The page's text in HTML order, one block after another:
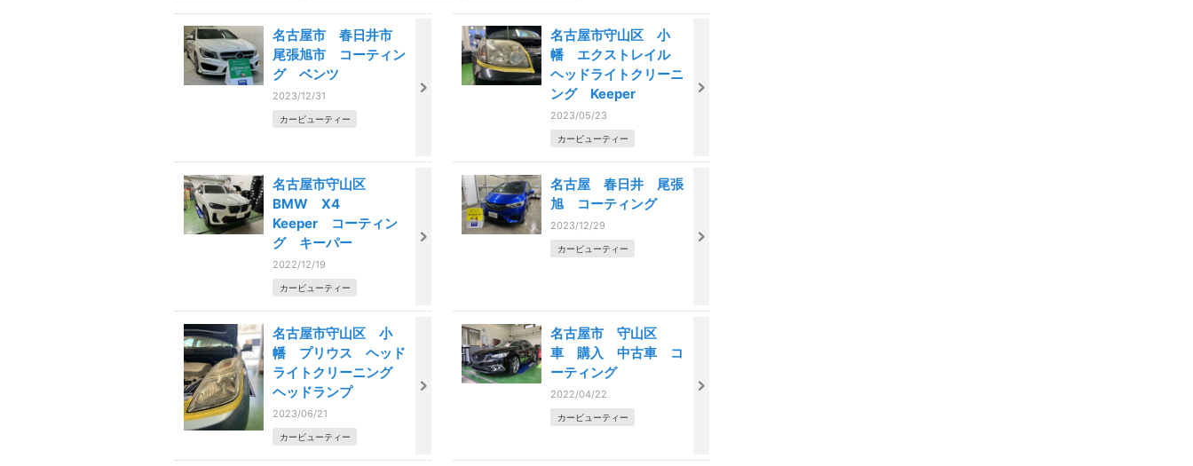
名古屋市 春日井市
尾張旭市 コーティン
グ ベンツ
2023/12/31
カービューティー
名古屋市守山区 小
幡 エクストレイル
ヘッドライトクリーニ
ング Keeper
2023/05/23
カービューティー
名古屋市守山区
BMW X4
Keeper コーティン
グ キーパー
2022/12/19
カービューティー
名古屋 春日井 尾張
旭 コーティング
2023/12/29
カービューティー
名古屋市守山区 小
幡 プリウス ヘッド
ライトクリーニング
ヘッドランプ
2023/06/21
カービューティー
名古屋市 守山区
車 購入 中古車 コ
ーティング
2022/04/22
カービューティー